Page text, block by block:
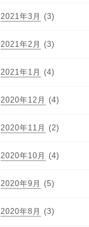
2021年3月 (3)
2021年2月 (3)
2021年1月 (4)
2020年12月 (4)
2020年11月 (2)
2020年10月 (4)
2020年9月 (5)
2020年8月 (3)